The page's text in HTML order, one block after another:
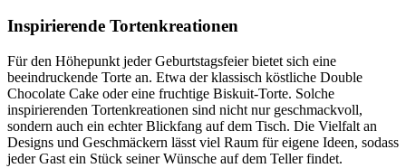
Inspirierende Tortenkreationen
Für den Höhepunkt jeder Geburtstagsfeier bietet sich eine
beeindruckende Torte an. Etwa der klassisch köstliche Double
Chocolate Cake oder eine fruchtige Biskuit-Torte. Solche
inspirierenden Tortenkreationen sind nicht nur geschmackvoll,
sondern auch ein echter Blickfang auf dem Tisch. Die Vielfalt an
Designs und Geschmäckern lässt viel Raum für eigene Ideen, sodass
jeder Gast ein Stück seiner Wünsche auf dem Teller findet.